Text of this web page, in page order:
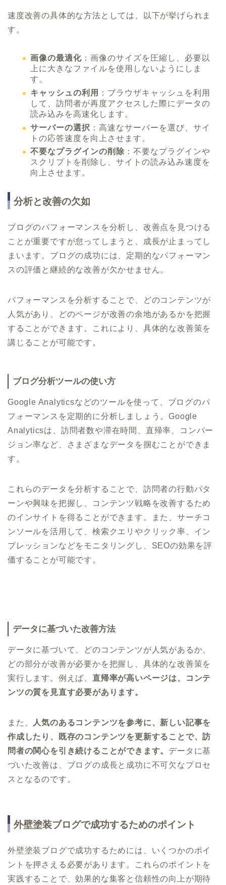
速度改善の具体的な方法としては、以下が挙げられま
す。
画像の最適化 ：画像のサイズを圧縮し、必要以
上に大きなファイルを使用しないようにしま
す。
キャッシュの利用
：ブラウザキャッシュを利用
して、訪問者が再度アクセスした際にデータの
読み込みを高速化します。
サーバーの選択 ：高速なサーバーを選び、サイ
トの応答速度を向上させます。
不要なプラグインの削除 ：不要なプラグインや
スクリプトを削除し、サイトの読み込み速度を
向上させます。
分析と改善の欠如
ブログのパフォーマンスを分析し、改善点を見つける
ことが重要ですが怠ってしまうと、成長が止まってし
まいます。ブログの成功には、定期的なパフォーマン
スの評価と継続的な改善が欠かせません。
パフォーマンスを分析することで、どのコンテンツが
人気があり、どのページが改善の余地があるかを把握
することができます。これにより、具体的な改善策を
講じることが可能です。
ブログ分析ツールの使い方
Google Analyticsなどのツールを使って、ブログのパ
フォーマンスを定期的に分析しましょう。Google
Analyticsは、訪問者数や滞在時間、直帰率、コンバー
ジョン率など、さまざまなデータを掴むことができま
す。
これらのデータを分析することで、訪問者の行動パタ
ーンや興味を把握し、コンテンツ戦略を改善するため
のインサイトを得ることができます。また、サーチコ
ンソールを活用して、検索クエリやクリック率、イン
プレッションなどをモニタリングし、SEOの効果を評
価することが可能です。
データに基づいた改善方法
データに基づいて、どのコンテンツが人気があるか、
どの部分が改善が必要かを把握し、具体的な改善策を
実行します。例えば、 直帰率が高いページは、コンテ
ンツの質を見直す必要があります。
また、
人気のあるコンテンツを参考に、新しい記事を
作成したり、既存のコンテンツを更新することで、訪
問者の関心を引き続けることができます。 データに基
づいた改善は、ブログの成長と成功に不可欠なプロセ
スとなるのです。
外壁塗装ブログで成功するためのポイント
外壁塗装ブログで成功するためには、いくつかのポイ
ントを押さえる必要があります。これらのポイントを
実践することで、効果的な集客と信頼性の向上が期待